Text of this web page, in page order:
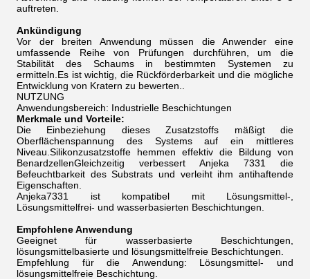
auftreten.
Ankündigung
Vor der breiten Anwendung müssen die Anwender eine
umfassende Reihe von Prüfungen durchführen, um die
Stabilität des Schaums in bestimmten Systemen zu
ermitteln.Es ist wichtig, die Rückförderbarkeit und die mögliche
Entwicklung von Kratern zu bewerten..
NUTZUNG
Anwendungsbereich: Industrielle Beschichtungen
Merkmale und Vorteile:
Die Einbeziehung dieses Zusatzstoffs mäßigt die
Oberflächenspannung des Systems auf ein mittleres
Niveau.Silikonzusatzstoffe hemmen effektiv die Bildung von
BenardzellenGleichzeitig verbessert Anjeka 7331 die
Befeuchtbarkeit des Substrats und verleiht ihm antihaftende
Eigenschaften.
Anjeka7331 ist kompatibel mit Lösungsmittel-,
Lösungsmittelfrei- und wasserbasierten Beschichtungen.
Empfohlene Anwendung
Geeignet für wasserbasierte Beschichtungen,
lösungsmittelbasierte und lösungsmittelfreie Beschichtungen.
Empfehlung für die Anwendung: Lösungsmittel- und
lösungsmittelfreie Beschichtung.